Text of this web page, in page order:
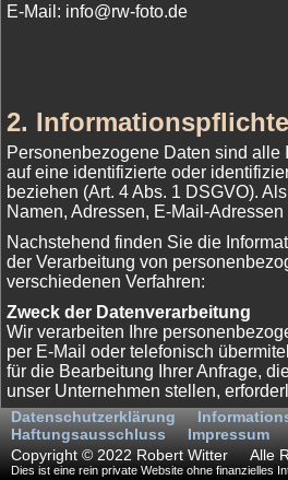
E-Mail: info@rw-foto.de
2.
Personenbezogene Daten sind alle
auf eine identifizierte oder
beziehen (Art. 4 Abs. 1 DSGVO).
Namen, Adressen, E-Mail-
Nachstehend finden Sie die
der Verarbeitung von
verschiedenen Verfahren:
Zweck der Datenverarbeitung
Wir verarbeiten Ihre
per E-Mail oder telefonisch
für die Bearbeitung Ihrer Anfrage,
unser Unternehmen stellen,
Rechtsgrundlage der
Wir verarbeiten Ihre
folgender Rechtsgrundlage:
Datenschutzerklärung
Haftungsausschluss
Impressum
Copyright © 2022 Robert Witter
Alle
Dies ist eine rein private Website ohne finanzielles